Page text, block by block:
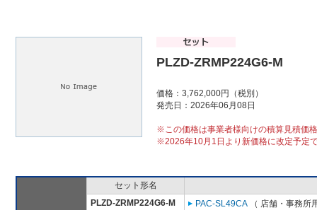
PLZD-ZRMP224G6-M
価格：3,762,000円（税別）
発売日：2026年06月08日
※この価格は事業者様向けの積算見積価
※2026年10月1日より新価格に改定予定
セット形名
PLZD-ZRMP224G6-M
PAC-SL49CA （ 店舗・事務所